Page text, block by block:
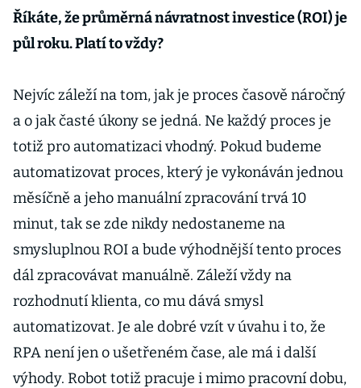
Říkáte, že průměrná návratnost investice (ROI) je
půl roku. Platí to vždy?
Nejvíc záleží na tom, jak je proces časově náročný
a o jak časté úkony se jedná. Ne každý proces je
totiž pro automatizaci vhodný. Pokud budeme
automatizovat proces, který je vykonáván jednou
měsíčně a jeho manuální zpracování trvá 10
minut, tak se zde nikdy nedostaneme na
smysluplnou ROI a bude výhodnější tento proces
dál zpracovávat manuálně. Záleží vždy na
rozhodnutí klienta, co mu dává smysl
automatizovat. Je ale dobré vzít v úvahu i to, že
RPA není jen o ušetřeném čase, ale má i další
výhody. Robot totiž pracuje i mimo pracovní dobu,